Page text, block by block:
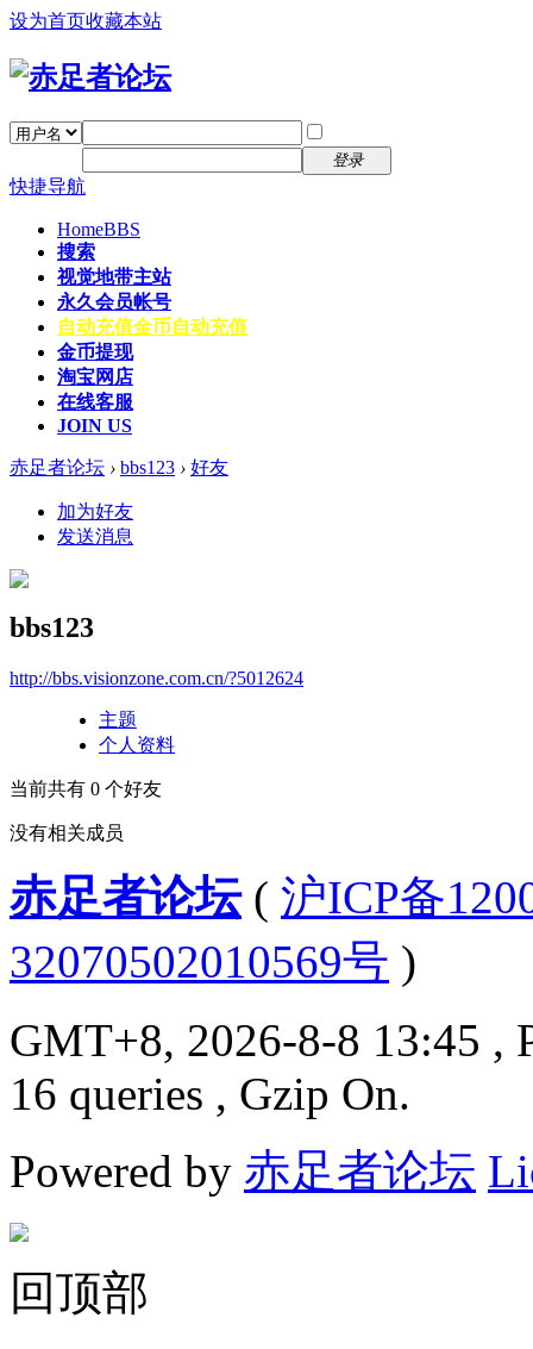
设为首页收藏本站
登录
快捷导航
HomeBBS
搜索
视觉地带主站
永久会员帐号
自动充值金币自动充值
金币提现
淘宝网店
在线客服
JOIN US
赤足者论坛 › bbs123 › 好友
加为好友
发送消息
bbs123
http://bbs.visionzone.com.cn/?5012624
主题
个人资料
当前共有 0 个好友
没有相关成员
赤足者论坛( 沪ICP备
32070502010569号 )
GMT+8, 2026-8-8 13:45 ,
16 queries , Gzip On.
Powered by 赤足者论坛
回顶部